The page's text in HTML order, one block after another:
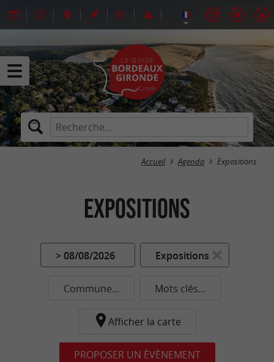
Accueil Agenda Expositions
Expositions
> 08/08/2026 Expositions
Commune... Mots clés...
Afficher la carte
PROPOSER UN ÉVÈNEMENT